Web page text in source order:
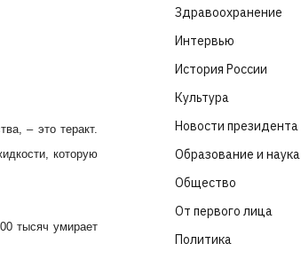
– это теракт.
которую
тысяч умирает
Здравоохранение
Интервью
История России
Культура
Новости президента
Образование и наука
Общество
От первого лица
Политика